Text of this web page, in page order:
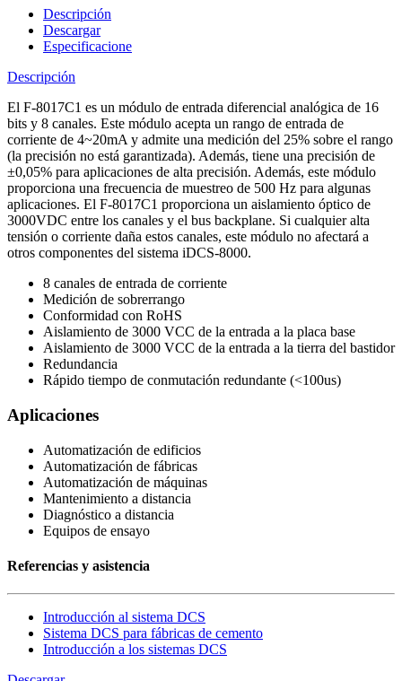
Descripción
Descargar
Especificacione
Descripción
El F-8017C1 es un módulo de entrada diferencial analógica de 16
bits y 8 canales. Este módulo acepta un rango de entrada de
corriente de 4~20mA y admite una medición del 25% sobre el rango
(la precisión no está garantizada). Además, tiene una precisión de
±0,05% para aplicaciones de alta precisión. Además, este módulo
proporciona una frecuencia de muestreo de 500 Hz para algunas
aplicaciones. El F-8017C1 proporciona un aislamiento óptico de
3000VDC entre los canales y el bus backplane. Si cualquier alta
tensión o corriente daña estos canales, este módulo no afectará a
otros componentes del sistema iDCS-8000.
8 canales de entrada de corriente
Medición de sobrerrango
Conformidad con RoHS
Aislamiento de 3000 VCC de la entrada a la placa base
Aislamiento de 3000 VCC de la entrada a la tierra del bastidor
Redundancia
Rápido tiempo de conmutación redundante (<100us)
Aplicaciones
Automatización de edificios
Automatización de fábricas
Automatización de máquinas
Mantenimiento a distancia
Diagnóstico a distancia
Equipos de ensayo
Referencias y asistencia
Introducción al sistema DCS
Sistema DCS para fábricas de cemento
Introducción a los sistemas DCS